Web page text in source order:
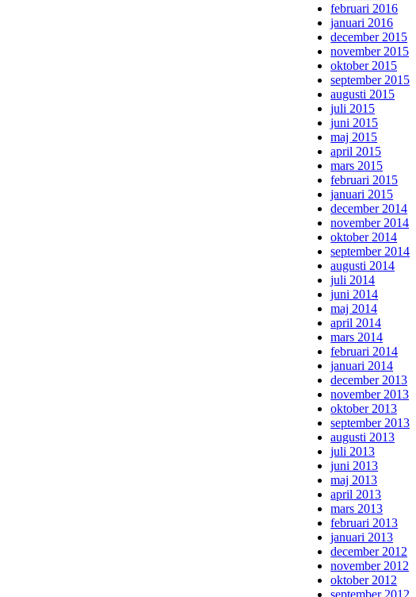
februari 2016
januari 2016
december 2015
november 2015
oktober 2015
september 2015
augusti 2015
juli 2015
juni 2015
maj 2015
april 2015
mars 2015
februari 2015
januari 2015
december 2014
november 2014
oktober 2014
september 2014
augusti 2014
juli 2014
juni 2014
maj 2014
april 2014
mars 2014
februari 2014
januari 2014
december 2013
november 2013
oktober 2013
september 2013
augusti 2013
juli 2013
juni 2013
maj 2013
april 2013
mars 2013
februari 2013
januari 2013
december 2012
november 2012
oktober 2012
september 2012